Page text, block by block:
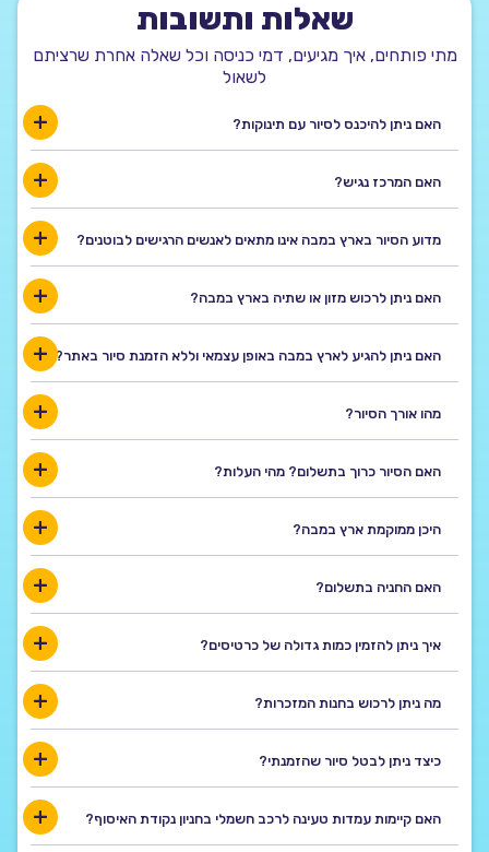
שאלות ותשובות
מתי פותחים, איך מגיעים, דמי כניסה וכל שאלה אחרת שרציתם
לשאול
האם ניתן להיכנס לסיור עם תינוקות?
האם המרכז נגיש?
מדוע הסיור בארץ במבה אינו מתאים לאנשים הרגישים לבוטנים?
האם ניתן לרכוש מזון או שתיה בארץ במבה?
האם ניתן להגיע לארץ במבה באופן עצמאי וללא הזמנת סיור באתר?
מהו אורך הסיור?
האם הסיור כרוך בתשלום? מהי העלות?
היכן ממוקמת ארץ במבה?
האם החניה בתשלום?
איך ניתן להזמין כמות גדולה של כרטיסים?
מה ניתן לרכוש בחנות המזכרות?
כיצד ניתן לבטל סיור שהזמנתי?
האם קיימות עמדות טעינה לרכב חשמלי בחניון נקודת האיסוף?